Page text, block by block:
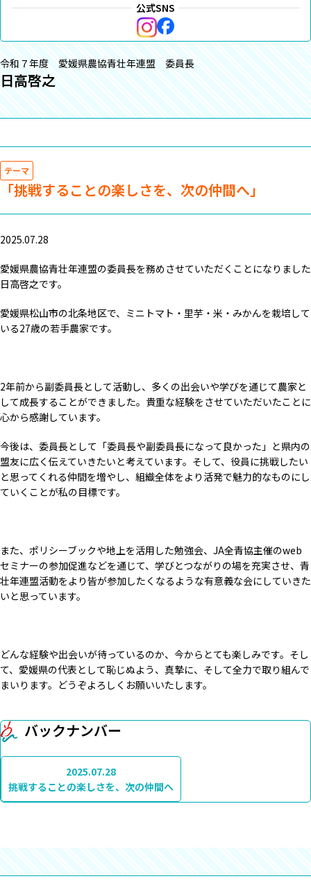
公式SNS
令和７年度 愛媛県農協青壮年連盟 委員長
日高啓之
テーマ
「挑戦することの楽しさを、次の仲間へ」
2025.07.28
愛媛県農協青壮年連盟の委員長を務めさせていただくことになりました
日高啓之です。
愛媛県松山市の北条地区で、ミニトマト・里芋・米・みかんを栽培して
いる27歳の若手農家です。
2年前から副委員長として活動し、多くの出会いや学びを通じて農家と
して成長することができました。貴重な経験をさせていただいたことに
心から感謝しています。
今後は、委員長として「委員長や副委員長になって良かった」と県内の
盟友に広く伝えていきたいと考えています。そして、役員に挑戦したい
と思ってくれる仲間を増やし、組織全体をより活発で魅力的なものにし
ていくことが私の目標です。
また、ポリシーブックや地上を活用した勉強会、JA全青協主催のweb
セミナーの参加促進などを通じて、学びとつながりの場を充実させ、青
壮年連盟活動をより皆が参加したくなるような有意義な会にしていきた
いと思っています。
どんな経験や出会いが待っているのか、今からとても楽しみです。そし
て、愛媛県の代表として恥じぬよう、真摯に、そして全力で取り組んで
まいります。どうぞよろしくお願いいたします。
バックナンバー
2025.07.28
挑戦することの楽しさを、次の仲間へ